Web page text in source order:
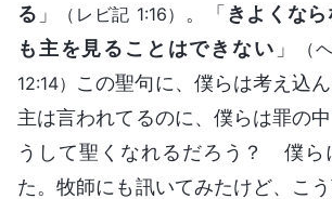
る 」 （レビ記 1:16） 。「きよくな
も主を見ることはできない 」
（
12:14） この聖句に、僕らは考え込
主は言われてるのに、僕らは罪の
うして聖くなれるだろう？ 僕ら
た。牧師にも訊いてみたけど、こ